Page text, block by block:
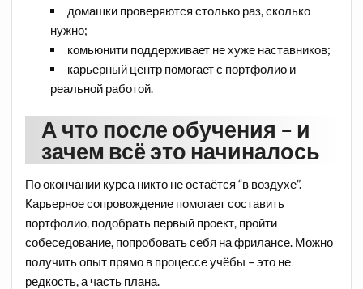
домашки проверяются столько раз, сколько
нужно;
комьюнити поддерживает не хуже наставников;
карьерный центр помогает с портфолио и
реальной работой.
А что после обучения – и
зачем всё это начиналось
По окончании курса никто не остаётся “в воздухе”.
Карьерное сопровождение помогает составить
портфолио, подобрать первый проект, пройти
собеседование, попробовать себя на фрилансе. Можно
получить опыт прямо в процессе учёбы – это не
редкость, а часть плана.